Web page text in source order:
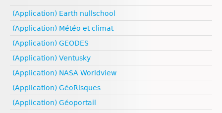
Ressources naturelles et pollution
Reproduction
Reproduction animale
Géodynamique interne
Ressources naturelles et pollution
Géologie
Pédagogie
Santé
Vulgarisation scientifique
Égalité filles‑garçons
(Application) Earth nullschool
(Application) Météo et climat
(Application) GEODES
(Application) Ventusky
(Application) NASA Worldview
(Application) GéoRisques
(Application) Géoportail